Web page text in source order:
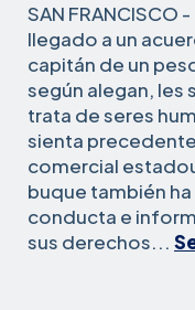
SAN
llegado a un
capitán de un
según alegan,
trata de seres
sienta
comercial
buque también
conducta e
sus derechos...